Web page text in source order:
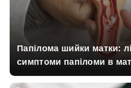
Папілома шийки матки:
симптоми папіломи в